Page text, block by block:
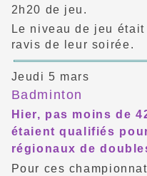
2h20 de jeu.
Le niveau de jeu
ravis de leur soirée.
Jeudi 5 mars
Badminton
Hier, pas moins de
étaient qualifiés
régionaux de
Pour ces